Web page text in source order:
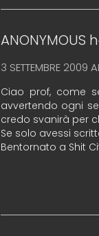
ANONYMOUS
3 SETTEMBRE 2009
Ciao prof, come
avvertendo ogni
credo svanirà per
Se solo avessi
Bentornato a Shit